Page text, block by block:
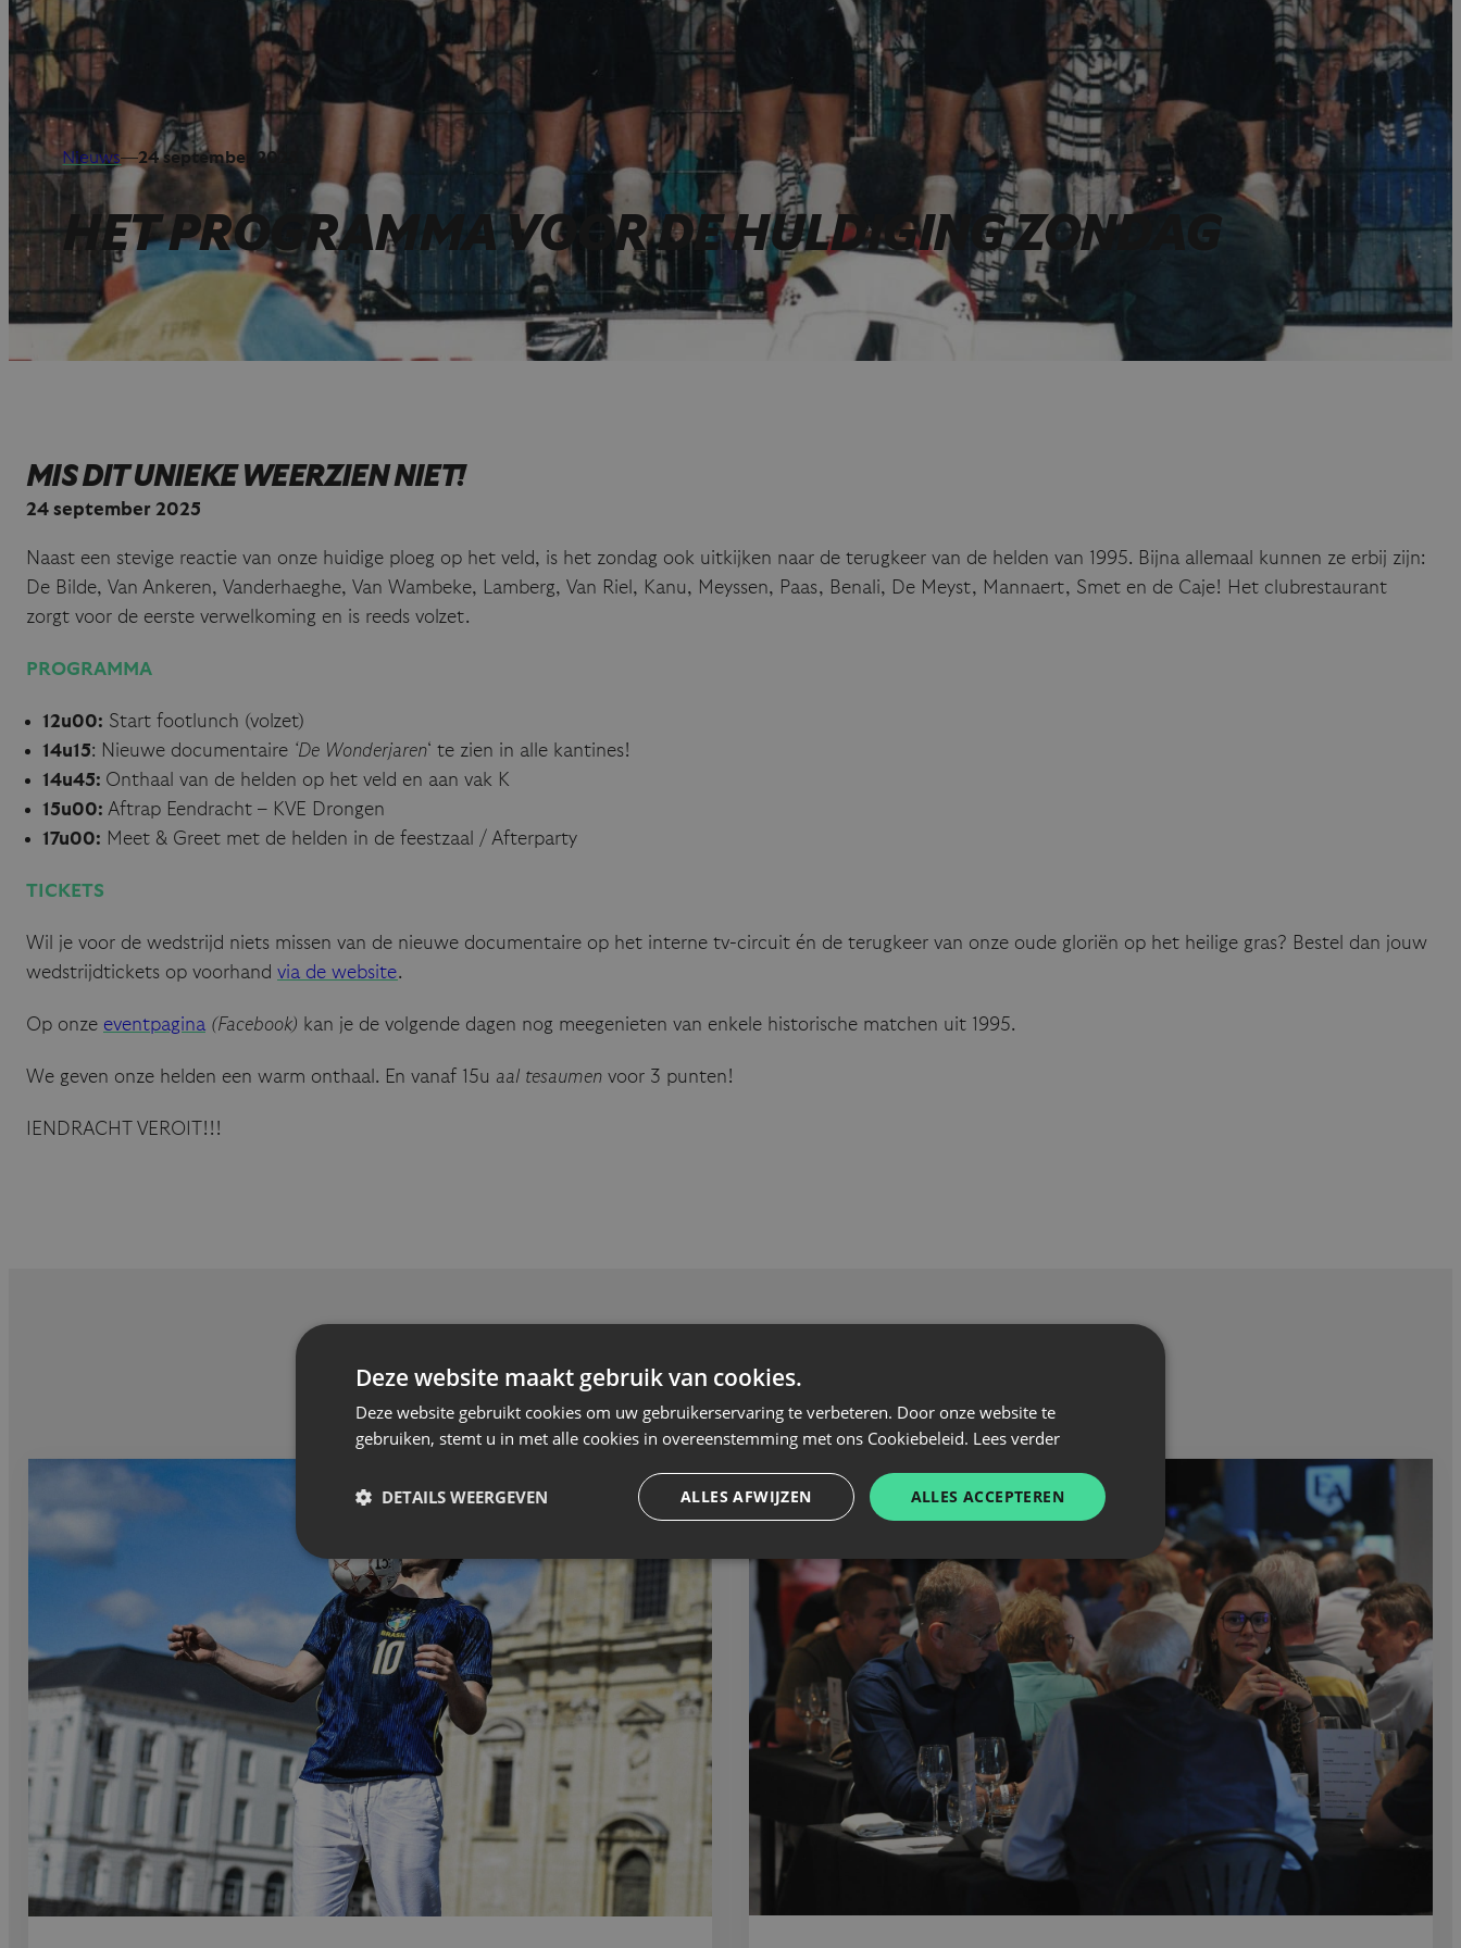
Nieuws—24 september 2025
HET PROGRAMMA VOOR DE HULDIGING ZONDAG
MIS DIT UNIEKE WEERZIEN NIET!
24 september 2025
Naast een stevige reactie van onze huidige ploeg op het veld, is het zondag ook uitkijken naar de terugkeer van de helden van 1995. Bijna allemaal kunnen ze erbij zijn:
De Bilde, Van Ankeren, Vanderhaeghe, Van Wambeke, Lamberg, Van Riel, Kanu, Meyssen, Paas, Benali, De Meyst, Mannaert, Smet en de Caje! Het clubrestaurant
zorgt voor de eerste verwelkoming en is reeds volzet.
PROGRAMMA
12u00: Start footlunch (volzet)
14u15: Nieuwe documentaire ‘De Wonderjaren‘ te zien in alle kantines!
14u45: Onthaal van de helden op het veld en aan vak K
15u00: Aftrap Eendracht – KVE Drongen
17u00: Meet & Greet met de helden in de feestzaal / Afterparty
TICKETS
Wil je voor de wedstrijd niets missen van de nieuwe documentaire op het interne tv-circuit én de terugkeer van onze oude gloriën op het heilige gras? Bestel dan jouw
wedstrijdtickets op voorhand via de website.
Op onze eventpagina (Facebook) kan je de volgende dagen nog meegenieten van enkele historische matchen uit 1995.
We geven onze helden een warm onthaal. En vanaf 15u aal tesaumen voor 3 punten!
IENDRACHT VEROIT!!!
GERELATEERD NIEUWS
Deze website maakt gebruik van cookies.
Deze website gebruikt cookies om uw gebruikerservaring te verbeteren. Door onze website te
gebruiken, stemt u in met alle cookies in overeenstemming met ons Cookiebeleid. Lees verder
ALLES ACCEPTEREN
ALLES AFWIJZEN
DETAILS WEERGEVEN